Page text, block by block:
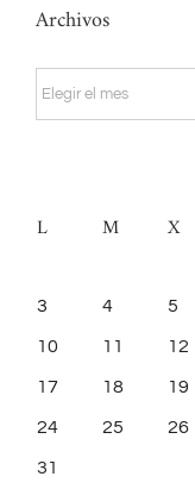
Archivos
Archivos
L M X
3 4 5
10 11 12
17 18 19
24 25 26
31